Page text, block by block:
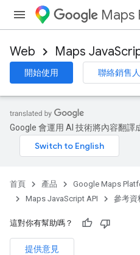
Maps
Web Maps
開始使用 聯絡銷售
Google 會運用 AI 技術將內容翻譯
首頁 產品 Google Maps
Maps JavaScript API
參考資
這對你有幫助嗎？
提供意見